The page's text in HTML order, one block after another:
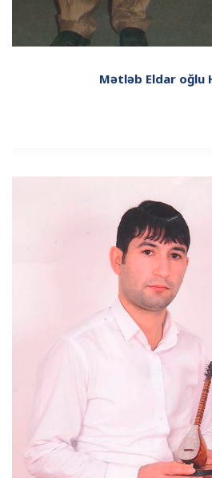
Mətləb Eldar oğlu